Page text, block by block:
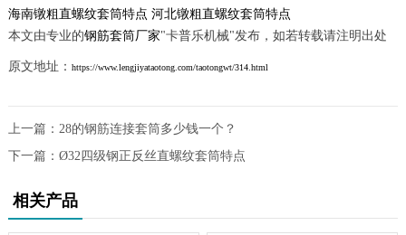
海南镦粗直螺纹套筒特点 河北镦粗直螺纹套筒特点
本文由专业的钢筋套筒厂家"卡普乐机械"发布，如若转载请注明出处
原文地址： https://www.lengjiyataotong.com/taotongwt/314.html
上一篇： 28的钢筋连接套筒多少钱一个？
下一篇： Ø32四级钢正反丝直螺纹套筒特点
相关产品